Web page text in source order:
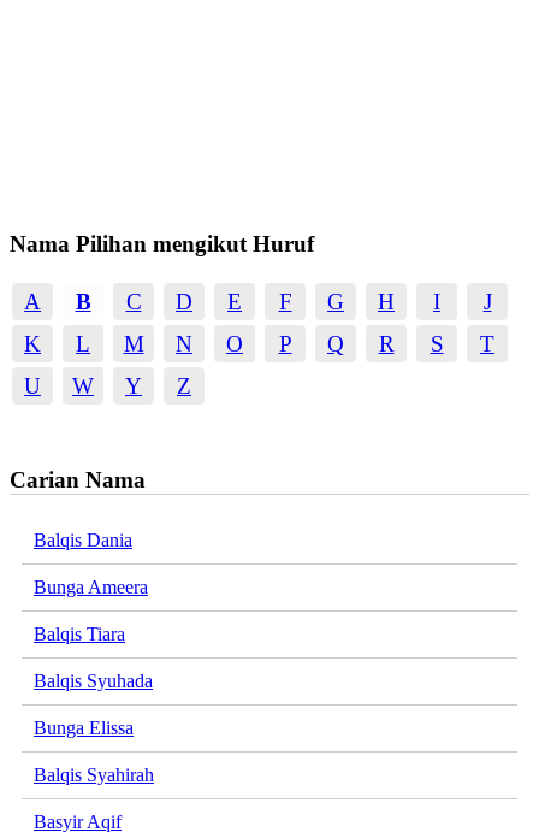
Nama Pilihan mengikut Huruf
A B C D E F G H I
J
K
L M N O P Q R S
T
U
W Y Z
Carian Nama
Balqis Dania
Bunga Ameera
Balqis Tiara
Balqis Syuhada
Bunga Elissa
Balqis Syahirah
Basyir Aqif